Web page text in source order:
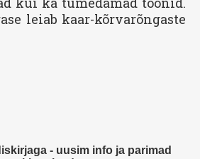
leiab kaar-kõrvarõngaste
- uusim info ja parimad